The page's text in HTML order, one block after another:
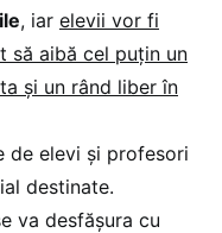
, iar elevii vor fi
să aibă cel puțin un
și un rând liber în
de elevi și profesori
destinate.
va desfășura cu